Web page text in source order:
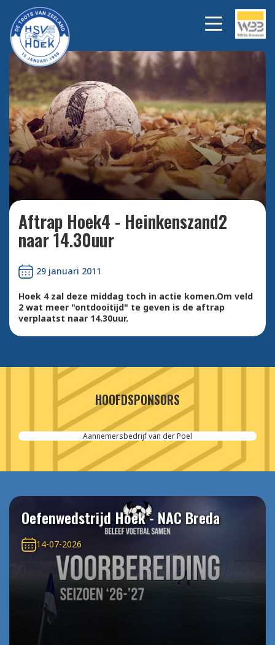
Bekijk alle foto's
Aftrap Hoek4 - Heinkenszand2
naar 14.30uur
29 januari 2011
Hoek 4 zal deze middag toch in actie komen.Om veld
2 wat meer "ontdooitijd" te geven is de aftrap
verplaatst naar 14.30uur.
HOOFDSPONSORS
Aannemersbedrijf van der Poel
Oefenwedstrijd Hoek - NAC Breda
14-07-2026